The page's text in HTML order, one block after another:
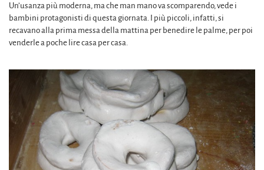
Un’usanza più moderna, ma che man mano va scomparendo, vede i
bambini protagonisti di questa giornata. I più piccoli, infatti, si
recavano alla prima messa della mattina per benedire le palme, per poi
venderle a poche lire casa per casa.